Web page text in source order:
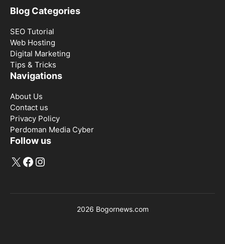
Blog Categories
SEO Tutorial
Web Hosting
Digital Marketing
Tips & Tricks
Navigations
About Us
Contact us
Privacy Policy
Perdoman Media Cyber
Follow us
X Facebook
Instagram
2026 Bogornews.com